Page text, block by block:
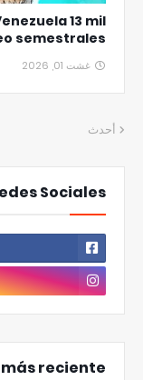
13 mil
semestrales
غشت 01, 2026
أحدث
Sociales
más reciente